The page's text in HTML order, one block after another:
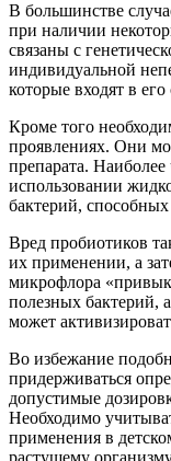
В большинстве
при наличии
связаны с
индивидуальной
которые входят в его
Кроме того
проявлениях. Они
препарата. Наиболее
использовании
бактерий,
Вред пробиотиков
их применении, а
микрофлора
полезных бактерий,
может
Во избежание
придерживаться
допустимые
Необходимо
применения в